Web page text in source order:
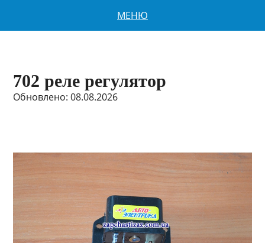
МЕНЮ
702 реле регулятор
Обновлено: 08.08.2026